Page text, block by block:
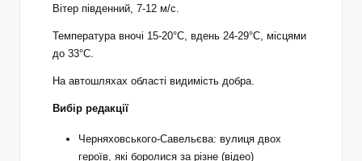
Вітер південний, 7-12 м/с.
Температура вночі 15-20°С, вдень 24-29°С, місцями
до 33°С.
На автошляхах області видимість добра.
Вибір редакції
Черняховського-Савельєва: вулиця двох
героїв, які боролися за різне (відео)